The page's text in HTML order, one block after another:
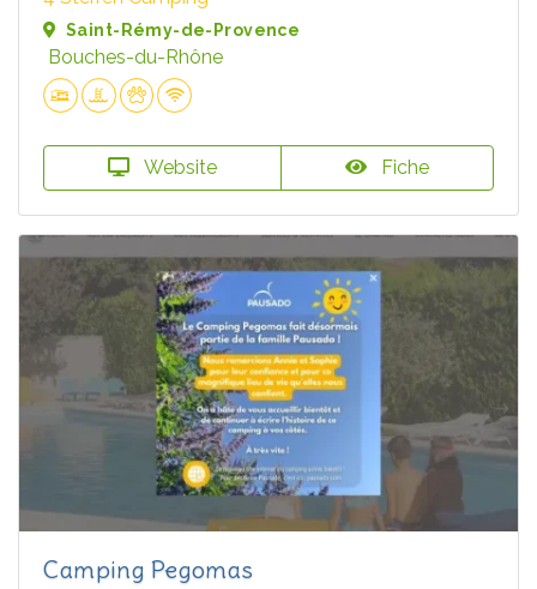
Saint-Rémy-de-Provence
Bouches-du-Rhône
Website Fiche
Camping Pegomas